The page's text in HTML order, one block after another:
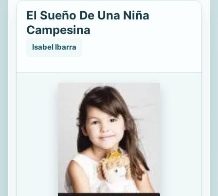
El Sueño De Una Niña
Campesina
Isabel Ibarra